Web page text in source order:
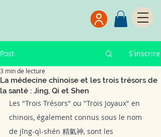
Post S'inscrire
La médecine chinoise et les trois trésors de
la santé : Jing, Qi et Shen
3 min de lecture
Les "Trois Trésors" ou "Trois Joyaux" en
chinois, également connus sous le nom
de jīng-qì-shén 精氣神, sont les